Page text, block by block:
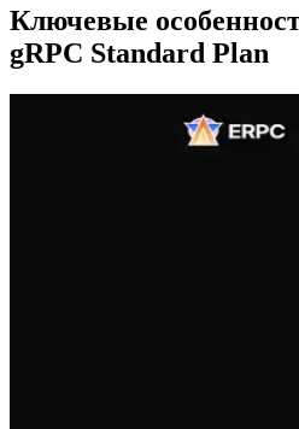
Ключевые
gRPC Standard Plan